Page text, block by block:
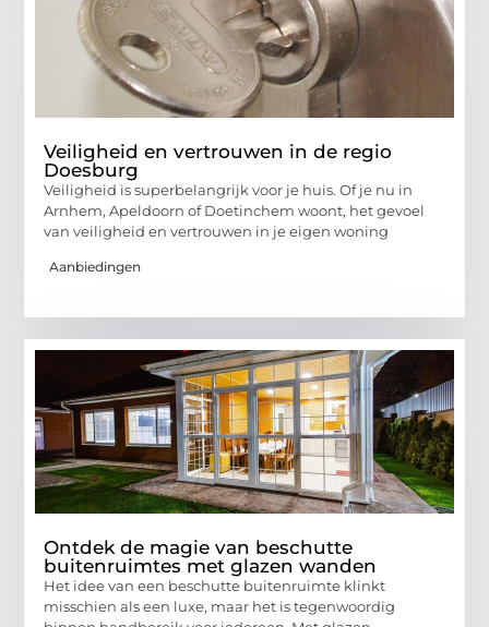
Veiligheid en vertrouwen in de regio
Doesburg
Veiligheid is superbelangrijk voor je huis. Of je nu in
Arnhem, Apeldoorn of Doetinchem woont, het gevoel
van veiligheid en vertrouwen in je eigen woning
Aanbiedingen
Ontdek de magie van beschutte
buitenruimtes met glazen wanden
Het idee van een beschutte buitenruimte klinkt
misschien als een luxe, maar het is tegenwoordig